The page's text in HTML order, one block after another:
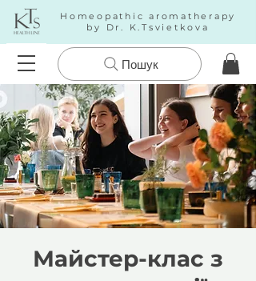
Homeopathic aromatherapy
by Dr. K.Tsvietkova
Пошук
Майстер-клас з